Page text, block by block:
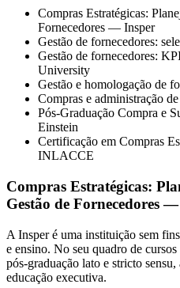
Compras Estratégicas:
Fornecedores — Insper
Gestão de fornecedores:
Gestão de fornecedores:
University
Gestão e homologação de
Compras e administração
Pós-Graduação Compra e
Einstein
Certificação em Compras
INLACCE
Compras Estratégicas:
Gestão de Fornecedores
A Insper é uma instituição sem
e ensino. No seu quadro de
pós-graduação lato e stricto
educação executiva.